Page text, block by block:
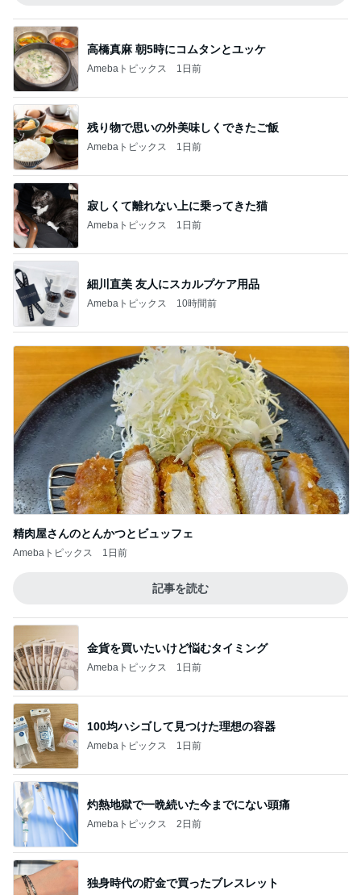
高橋真麻 朝5時にコムタンとユッケ
Amebaトピックス 1日前
残り物で思いの外美味しくできたご飯
Amebaトピックス 1日前
寂しくて離れない上に乗ってきた猫
Amebaトピックス 1日前
細川直美 友人にスカルプケア用品
Amebaトピックス 10時間前
精肉屋さんのとんかつとビュッフェ
Amebaトピックス 1日前
記事を読む
金貨を買いたいけど悩むタイミング
Amebaトピックス 1日前
100均ハシゴして見つけた理想の容器
Amebaトピックス 1日前
灼熱地獄で一晩続いた今までにない頭痛
Amebaトピックス 2日前
独身時代の貯金で買ったブレスレット